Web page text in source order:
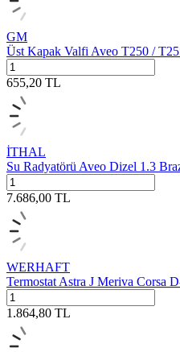
GM
Üst Kapak Valfi Aveo T250 /
655,20 TL
İTHAL
Su Radyatörü Aveo Dizel 1.3
7.686,00 TL
WERHAFT
Termostat Astra J Meriva Corsa
1.864,80 TL